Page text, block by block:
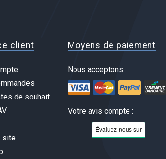
client
de souhait
site
Moyens de paiement
Nous acceptons :
Votre avis compte :